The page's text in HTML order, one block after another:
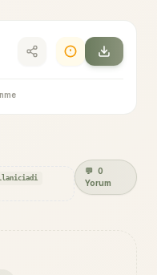
💬 0
Yorum